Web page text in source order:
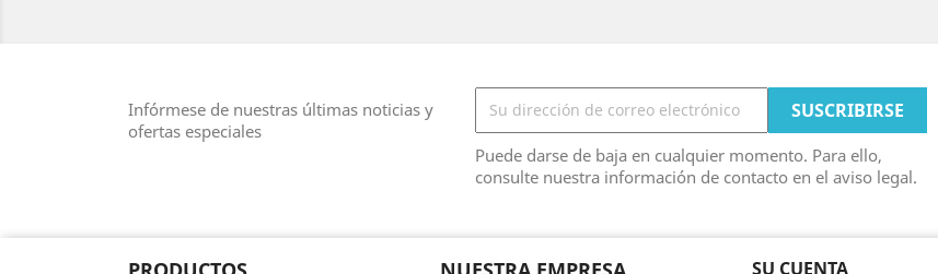
Infórmese de nuestras últimas noticias y
ofertas especiales
Puede darse de baja en cualquier momento. Para ello,
consulte nuestra información de contacto en el aviso legal.
SU CUENTA